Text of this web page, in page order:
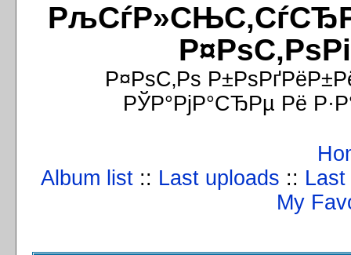
Р¤РѕС‚Рѕ
РЎР°РјР°СЂРµ Рё
Album list :: Last uploads ::
My